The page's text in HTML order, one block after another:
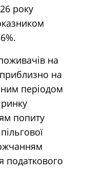
року
на
на
періодом
попиту
податкового